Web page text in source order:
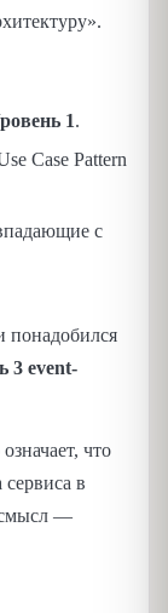
1.
Case Pattern
с
понадобился
3 event-
что
в
смысл —